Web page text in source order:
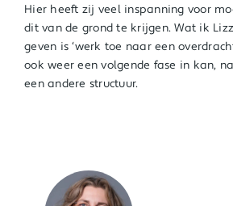
Hier heeft zij veel inspanning voor
dit van de grond te krijgen. Wat ik
geven is ‘werk toe naar een
ook weer een volgende fase in kan,
een andere structuur.